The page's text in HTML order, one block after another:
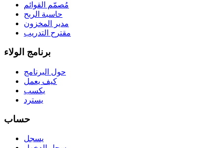
مُصمّم القوائم
حاسبة الربح
مدير المخزون
مقترح التدريب
برنامج الولاء
حول البرنامج
كيف يعمل
يكسب
يسترد
حساب
يسجل